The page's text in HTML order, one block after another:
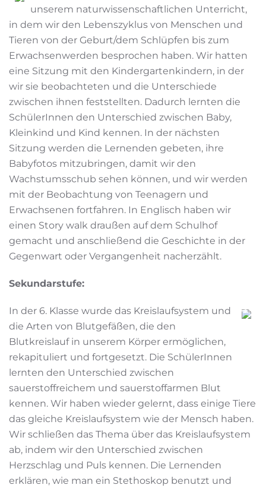
unserem naturwissenschaftlichen Unterricht,
in dem wir den Lebenszyklus von Menschen und
Tieren von der Geburt/dem Schlüpfen bis zum
Erwachsenwerden besprochen haben. Wir hatten
eine Sitzung mit den Kindergartenkindern, in der
wir sie beobachteten und die Unterschiede
zwischen ihnen feststellten. Dadurch lernten die
SchülerInnen den Unterschied zwischen Baby,
Kleinkind und Kind kennen. In der nächsten
Sitzung werden die Lernenden gebeten, ihre
Babyfotos mitzubringen, damit wir den
Wachstumsschub sehen können, und wir werden
mit der Beobachtung von Teenagern und
Erwachsenen fortfahren. In Englisch haben wir
einen Story walk draußen auf dem Schulhof
gemacht und anschließend die Geschichte in der
Gegenwart oder Vergangenheit nacherzählt.
Sekundarstufe:
In der 6. Klasse wurde das Kreislaufsystem und
die Arten von Blutgefäßen, die den
Blutkreislauf in unserem Körper ermöglichen,
rekapituliert und fortgesetzt. Die SchülerInnen
lernten den Unterschied zwischen
sauerstoffreichem und sauerstoffarmen Blut
kennen. Wir haben wieder gelernt, dass einige Tiere
das gleiche Kreislaufsystem wie der Mensch haben.
Wir schließen das Thema über das Kreislaufsystem
ab, indem wir den Unterschied zwischen
Herzschlag und Puls kennen. Die Lernenden
erklären, wie man ein Stethoskop benutzt und